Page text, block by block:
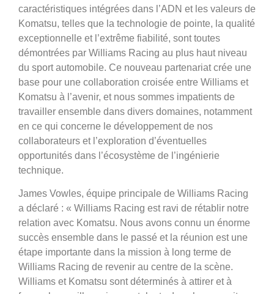
caractéristiques intégrées dans l’ADN et les valeurs de
Komatsu, telles que la technologie de pointe, la qualité
exceptionnelle et l’extrême fiabilité, sont toutes
démontrées par Williams Racing au plus haut niveau
du sport automobile. Ce nouveau partenariat crée une
base pour une collaboration croisée entre Williams et
Komatsu à l’avenir, et nous sommes impatients de
travailler ensemble dans divers domaines, notamment
en ce qui concerne le développement de nos
collaborateurs et l’exploration d’éventuelles
opportunités dans l’écosystème de l’ingénierie
technique.
James Vowles, équipe principale de Williams Racing
a déclaré : « Williams Racing est ravi de rétablir notre
relation avec Komatsu. Nous avons connu un énorme
succès ensemble dans le passé et la réunion est une
étape importante dans la mission à long terme de
Williams Racing de revenir au centre de la scène.
Williams et Komatsu sont déterminés à attirer et à